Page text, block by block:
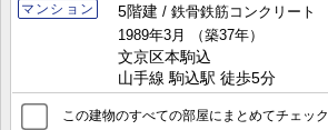
マンション
5階建
鉄骨鉄筋コンクリート
1989年3月
（築37年）
文京区本駒込
山手線 駒込駅 徒歩5分
この建物のすべての部屋にまとめてチェック